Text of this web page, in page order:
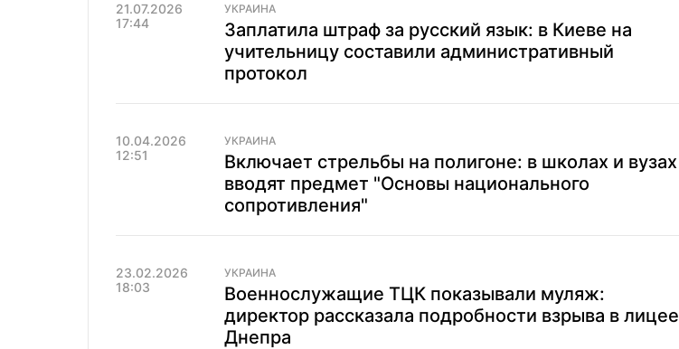
21.07.2026
17:44
УКРАИНА
Заплатила штраф за русский язык: в Киеве на
учительницу составили административный
протокол
10.04.2026
12:51
УКРАИНА
Включает стрельбы на полигоне: в школах и вузах
вводят предмет "Основы национального
сопротивления"
23.02.2026
18:03
УКРАИНА
Военнослужащие ТЦК показывали муляж:
директор рассказала подробности взрыва в лицее
Днепра